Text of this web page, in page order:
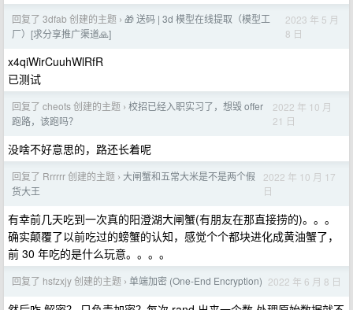
回复了 3dfab 创建的主题 › 🎁 送码 | 3d 模型在线提取（模型工
厂）[求分享推广渠道🙏]
2023 年 5 月
8 日
x4qiWirCuuhWlRfR
已测试
回复了 cheots 创建的主题 › 校招已经入职实习了，想毁 offer
跑路，该跑吗？
2022 年 10 月
21 日
没啥不好意思的，路还长着呢
回复了 Rrrrrr 创建的主题 › 大闸蟹和五常大米是不是两个假
货大王
2022 年 10 月 17
日
有幸前几天吃到一次真的阳澄湖大闸蟹(有朋友在那直接捞的)。。。
确实颠覆了以前吃过的螃蟹的认知，感觉个个都块进化成黄油蟹了，
前 30 年吃的是什么玩意。。。。
回复了 hsfzxjy 创建的主题 › 单端加密 (One-End Encryption) 2022 年 6 月 8 日